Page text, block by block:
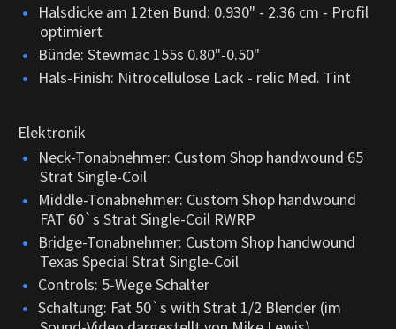
Halsdicke am 12ten Bund: 0.930" - 2.36 cm - Profil
optimiert
Bünde: Stewmac 155s 0.80"-0.50"
Hals-Finish: Nitrocellulose Lack - relic Med. Tint
Elektronik
Neck-Tonabnehmer: Custom Shop handwound 65
Strat Single-Coil
Middle-Tonabnehmer: Custom Shop handwound
FAT 60`s Strat Single-Coil RWRP
Bridge-Tonabnehmer: Custom Shop handwound
Texas Special Strat Single-Coil
Controls: 5-Wege Schalter
Schaltung: Fat 50`s with Strat 1/2 Blender (im